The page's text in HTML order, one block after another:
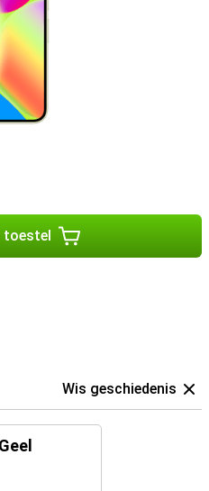
toestel
Wis geschiedenis